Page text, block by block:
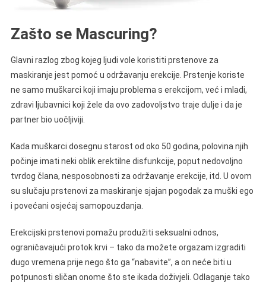
Zašto se Mascuring?
Glavni razlog zbog kojeg ljudi vole koristiti prstenove za
maskiranje jest pomoć u održavanju erekcije. Prstenje koriste
ne samo muškarci koji imaju problema s erekcijom, već i mladi,
zdravi ljubavnici koji žele da ovo zadovoljstvo traje dulje i da je
partner bio uočljiviji.
Kada muškarci dosegnu starost od oko 50 godina, polovina njih
počinje imati neki oblik erektilne disfunkcije, poput nedovoljno
tvrdog člana, nesposobnosti za održavanje erekcije, itd. U ovom
su slučaju prstenovi za maskiranje sjajan pogodak za muški ego
i povećani osjećaj samopouzdanja.
Erekcijski prstenovi pomažu produžiti seksualni odnos,
ograničavajući protok krvi – tako da možete orgazam izgraditi
dugo vremena prije nego što ga “nabavite”, a on neće biti u
potpunosti sličan onome što ste ikada doživjeli. Odlaganje tako